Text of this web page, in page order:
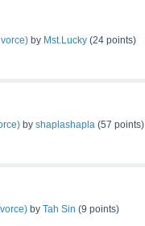
by Mst.Lucky (24 points)
by shaplashapla (57 points)
by Tah Sin (9 points)